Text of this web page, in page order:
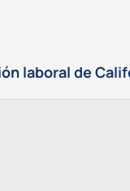
laboral de